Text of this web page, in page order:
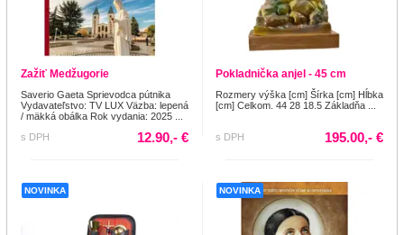
Zažiť Medžugorie
Saverio Gaeta Sprievodca pútnika
Vydavateľstvo: TV LUX Väzba: lepená
/ mäkká obálka Rok vydania: 2025 ...
s DPH
12.90,- €
Pokladnička anjel - 45 cm
Rozmery výška [cm] Šírka [cm] Hĺbka
[cm] Celkom. 44 28 18.5 Základňa ...
s DPH 195.00,- €
NOVINKA NOVINKA